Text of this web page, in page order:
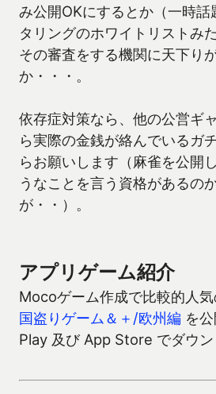
み公開OKにするとか（一時
タリングのホワイトリストみ
その審査をする機関に天下り
か・・・。
依存症対策なら、他の公営ギ
ら実際の金銭が絡んでいるガ
らお願いします（麻雀を公開
うなことを言う資格があるの
が・・）。
アプリゲーム紹介
Mocoゲーム作成で比較的人
国盗りゲーム＆＋/欧州編 を
Play 及び App Store でダウン